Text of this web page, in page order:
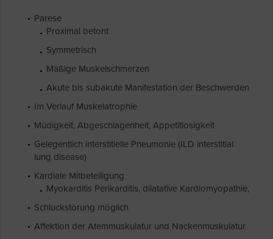
Parese
Proximal betont
Symmetrisch
Mäßige Muskelschmerzen
Akute bis subakute Manifestation der Beschwerden
Im Verlauf Muskelatrophie
Müdigkeit, Abgeschlagenheit, Appetitlosigkeit
Gelegentlich interstitielle Pneumonie (ILD interstitial
lung disease)
Kardiale Mitbeteiligung
Myokarditis Perikarditis, dilatative Kardiomyopathie,
Schluckstörung möglich
Affektion der Atemmuskulatur und Nackenmuskulatur